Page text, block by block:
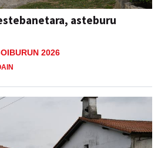
asteburu
2026